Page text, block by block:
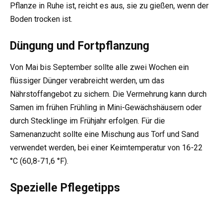
Pflanze in Ruhe ist, reicht es aus, sie zu gießen, wenn der
Boden trocken ist.
Düngung und Fortpflanzung
Von Mai bis September sollte alle zwei Wochen ein
flüssiger Dünger verabreicht werden, um das
Nährstoffangebot zu sichern. Die Vermehrung kann durch
Samen im frühen Frühling in Mini-Gewächshäusern oder
durch Stecklinge im Frühjahr erfolgen. Für die
Samenanzucht sollte eine Mischung aus Torf und Sand
verwendet werden, bei einer Keimtemperatur von 16-22
°C (60,8-71,6 °F).
Spezielle Pflegetipps